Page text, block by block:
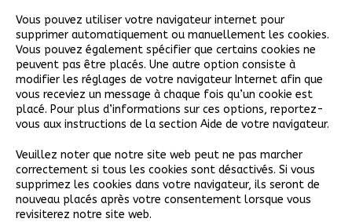
Vous pouvez utiliser votre navigateur internet pour
supprimer automatiquement ou manuellement les cookies.
Vous pouvez également spécifier que certains cookies ne
peuvent pas être placés. Une autre option consiste à
modifier les réglages de votre navigateur Internet afin que
vous receviez un message à chaque fois qu’un cookie est
placé. Pour plus d’informations sur ces options, reportez-
vous aux instructions de la section Aide de votre navigateur.
Veuillez noter que notre site web peut ne pas marcher
correctement si tous les cookies sont désactivés. Si vous
supprimez les cookies dans votre navigateur, ils seront de
nouveau placés après votre consentement lorsque vous
revisiterez notre site web.